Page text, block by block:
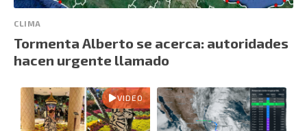
CLIMA
Tormenta Alberto se acerca: autoridades
hacen urgente llamado
VIDEO